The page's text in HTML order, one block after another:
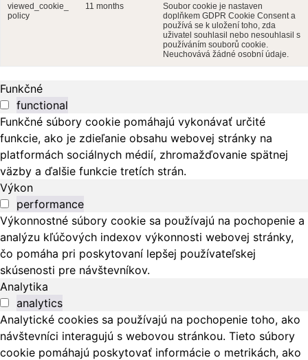
viewed_cookie_
policy
11 months
Soubor cookie je nastaven
doplňkem GDPR Cookie Consent a
používá se k uložení toho, zda
uživatel souhlasil nebo nesouhlasil s
používáním souborů cookie.
Neuchovává žádné osobní údaje.
Funkčné
functional
Funkčné súbory cookie pomáhajú vykonávať určité
funkcie, ako je zdieľanie obsahu webovej stránky na
platformách sociálnych médií, zhromažďovanie spätnej
väzby a ďalšie funkcie tretích strán.
Výkon
performance
Výkonnostné súbory cookie sa používajú na pochopenie a
analýzu kľúčových indexov výkonnosti webovej stránky,
čo pomáha pri poskytovaní lepšej používateľskej
skúsenosti pre návštevníkov.
Analytika
analytics
Analytické cookies sa používajú na pochopenie toho, ako
návštevníci interagujú s webovou stránkou. Tieto súbory
cookie pomáhajú poskytovať informácie o metrikách, ako